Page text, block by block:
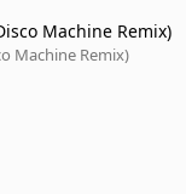
Machine Remix)
Machine Remix)